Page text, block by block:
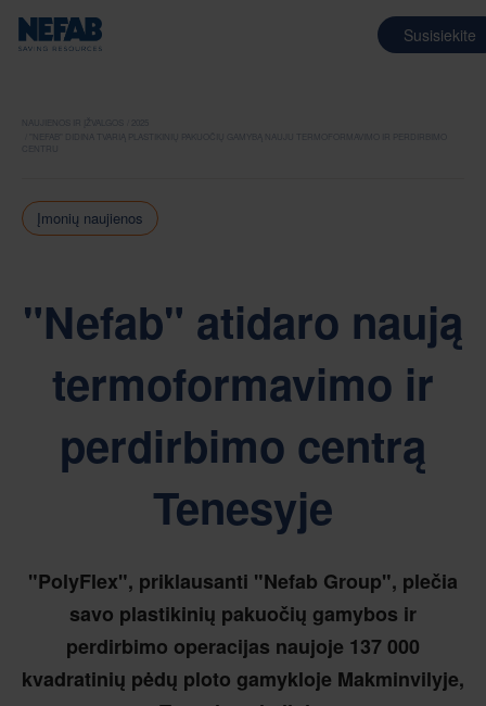
Susisiekite
NAUJIENOS IR ĮŽVALGOS
"NEFAB" DIDINA TVARIĄ PLASTIKINIŲ PAKUOČIŲ GAMYBĄ NAUJU TERMOFORMAVIMO IR PERDIRBIMO
Įmonių naujienos
"Nefab" atidaro naują
termoformavimo ir
perdirbimo centrą
Tenesyje
"PolyFlex", priklausanti "Nefab Group", plečia
savo plastikinių pakuočių gamybos ir
perdirbimo operacijas naujoje 137 000
kvadratinių pėdų ploto gamykloje Makminvilyje,